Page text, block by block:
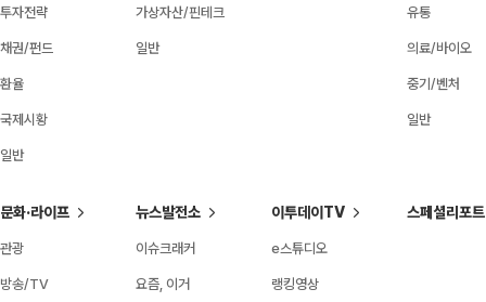
투자전략
채권/펀드
환율
국제시황
일반
가상자산/핀테크
일반
유통
의료/바이오
중기/벤처
일반
문화·라이프
관광
방송/TV
뉴스발전소
이슈크래커
요즘, 이거
이투데이TV
e스튜디오
랭킹영상
스페셜리포트